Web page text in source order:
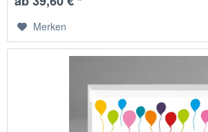
Merken